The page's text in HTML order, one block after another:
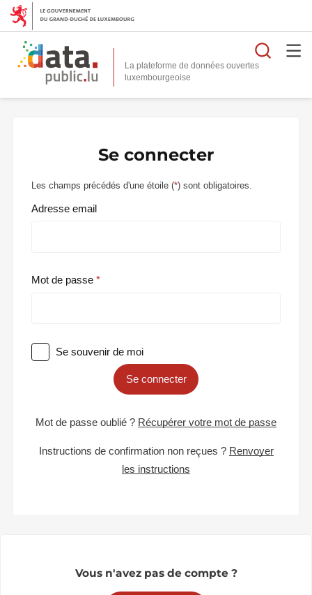
La plateforme de données ouvertes
Se connecter
Les champs précédés d'une étoile (*) sont obligatoires.
Adresse email
Mot de passe
Se souvenir de moi
Se connecter
Mot de passe oublié ? Récupérer votre mot de passe
Instructions de confirmation non reçues ? Renvoyer
les instructions
Vous n'avez pas de compte ?